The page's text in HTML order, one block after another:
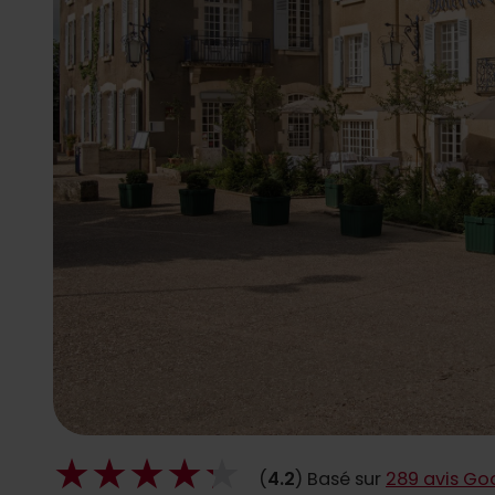
(4.2) Basé sur 289 avis